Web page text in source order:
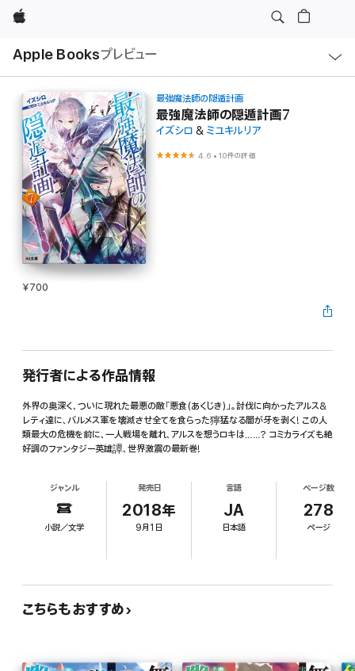
Apple
Apple Booksプレビュー
ル
最強魔法師の隠遁計画
最強魔法師の隠遁計画7
イズシロ & ミユキルリア
4.6 •10件の評価
¥700
発行者による作品情報
外界の奥深く、ついに現れた最悪の敵「悪食(あくじき)」。討伐に向かったアルス&
レティ達に、バルメス軍を壊滅させ全てを食らった獰猛なる闇が牙を剥く! この人
類最大の危機を前に、一人戦場を離れ、アルスを想うロキは……? コミカライズも絶
好調のファンタジー英雄譚、世界激震の最新巻!
ジャンル
小説／文学
発売日
2018年
9月1日
言語
JA
日本語
ページ数
278
ページ
こちらもおすすめ